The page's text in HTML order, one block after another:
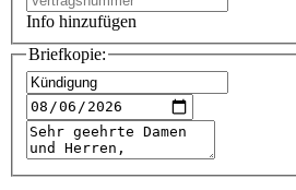
Info hinzufügen
Briefkopie: